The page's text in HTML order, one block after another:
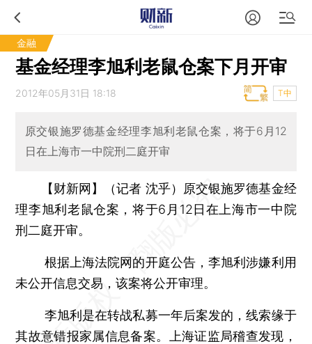
金融
基金经理李旭利老鼠仓案下月开审
2012年05月31日 18:18 T中
原交银施罗德基金经理李旭利老鼠仓案，将于6月12
日在上海市一中院刑二庭开审
【财新网】（记者 沈乎）
原交银施罗德基金经
理李旭利老鼠仓案，将于6月12日在上海市一中院
刑二庭开审。
根据上海法院网的开庭公告，李旭利涉嫌利用
未公开信息交易，该案将公开审理。
李旭利是在转战私募一年后案发的，线索缘于
其故意错报家属信息备案。上海证监局稽查发现，